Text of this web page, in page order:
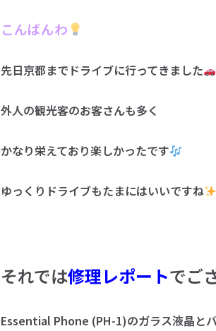
こんばんわ
先日京都までドライブに行ってきました
外人の観光客のお客さんも多く
かなり栄えており楽しかったです
ゆっくりドライブもたまにはいいですね
それでは修理レポートでご
Essential Phone (PH-1)のガラス液晶と